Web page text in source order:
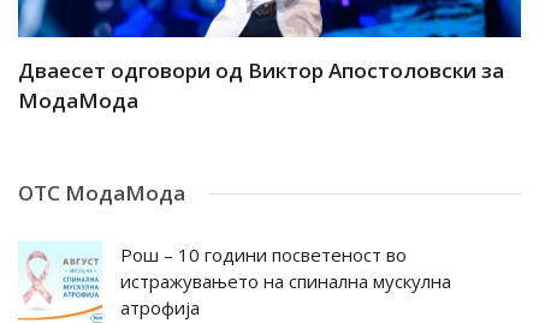
Дваесет одговори од Виктор Апостоловски за
МодаМода
ОТС МодаМода
Рош – 10 години посветеност во
истражувањето на спинална мускулна
атрофија